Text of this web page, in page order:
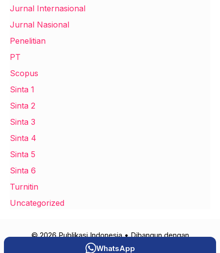
Jurnal Internasional
Jurnal Nasional
Penelitian
PT
Scopus
Sinta 1
Sinta 2
Sinta 3
Sinta 4
Sinta 5
Sinta 6
Turnitin
Uncategorized
© 2026 Publikasi Indonesia• Dibangun dengan
GeneratePress
WhatsApp